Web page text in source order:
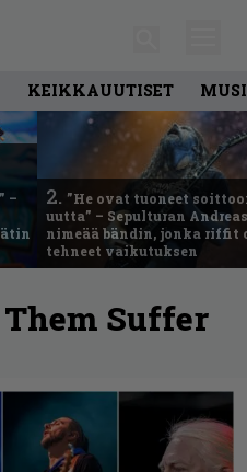
KEIKKAUUTISET
–
2. ”He ovat tuoneet
uutta” – Sepulturan
nimeää bändin, jonka riffit
tehneet vaikutuksen
Suffer